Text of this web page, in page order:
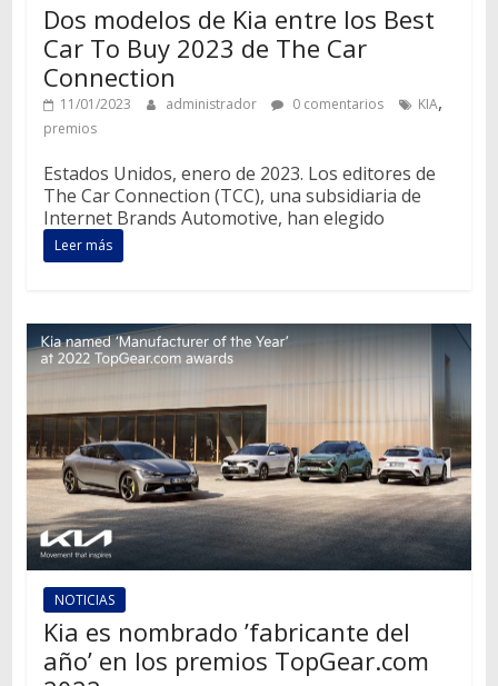
Dos modelos de Kia entre los Best
Car To Buy 2023 de The Car
Connection
11/01/2023 administrador 0 comentarios KIA,
premios
Estados Unidos, enero de 2023. Los editores de
The Car Connection (TCC), una subsidiaria de
Internet Brands Automotive, han elegido
Leer más
NOTICIAS
Kia es nombrado ’fabricante del
año’ en los premios TopGear.com